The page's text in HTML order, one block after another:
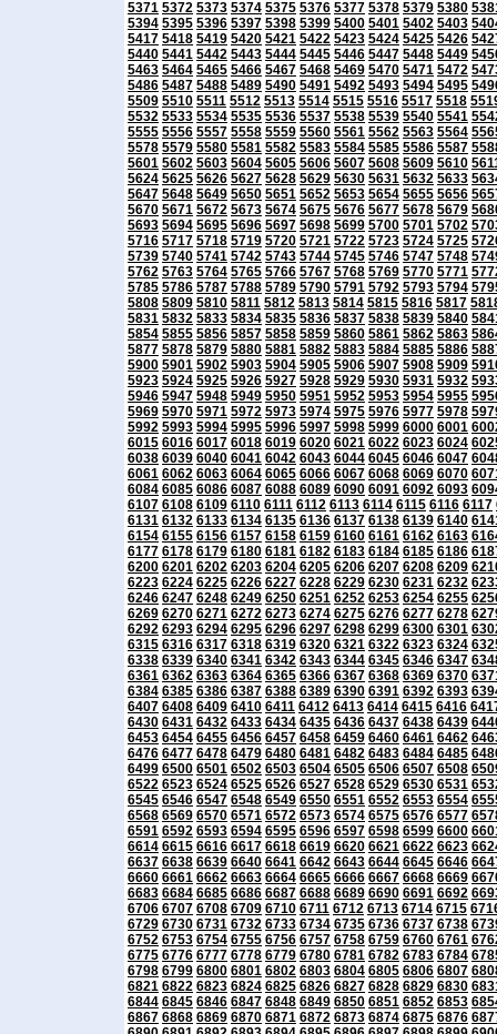
5371 5372 5373 5374 5375 5376 5377 5378 5379 5380
5394 5395 5396 5397 5398 5399 5400 5401 5402 5403
5417 5418 5419 5420 5421 5422 5423 5424 5425 5426
5440 5441 5442 5443 5444 5445 5446 5447 5448 5449
5463 5464 5465 5466 5467 5468 5469 5470 5471 5472
5486 5487 5488 5489 5490 5491 5492 5493 5494 5495
5509 5510 5511 5512 5513 5514 5515 5516 5517 5518
5532 5533 5534 5535 5536 5537 5538 5539 5540 5541
5555 5556 5557 5558 5559 5560 5561 5562 5563 5564
5578 5579 5580 5581 5582 5583 5584 5585 5586 5587
5601 5602 5603 5604 5605 5606 5607 5608 5609 5610
5624 5625 5626 5627 5628 5629 5630 5631 5632 5633
5647 5648 5649 5650 5651 5652 5653 5654 5655 5656
5670 5671 5672 5673 5674 5675 5676 5677 5678 5679
5693 5694 5695 5696 5697 5698 5699 5700 5701 5702
5716 5717 5718 5719 5720 5721 5722 5723 5724 5725
5739 5740 5741 5742 5743 5744 5745 5746 5747 5748
5762 5763 5764 5765 5766 5767 5768 5769 5770 5771
5785 5786 5787 5788 5789 5790 5791 5792 5793 5794
5808 5809 5810 5811 5812 5813 5814 5815 5816 5817
5831 5832 5833 5834 5835 5836 5837 5838 5839 5840
5854 5855 5856 5857 5858 5859 5860 5861 5862 5863
5877 5878 5879 5880 5881 5882 5883 5884 5885 5886
5900 5901 5902 5903 5904 5905 5906 5907 5908 5909
5923 5924 5925 5926 5927 5928 5929 5930 5931 5932
5946 5947 5948 5949 5950 5951 5952 5953 5954 5955
5969 5970 5971 5972 5973 5974 5975 5976 5977 5978
5992 5993 5994 5995 5996 5997 5998 5999 6000 6001
6015 6016 6017 6018 6019 6020 6021 6022 6023 6024
6038 6039 6040 6041 6042 6043 6044 6045 6046 6047
6061 6062 6063 6064 6065 6066 6067 6068 6069 6070
6084 6085 6086 6087 6088 6089 6090 6091 6092 6093
6107 6108 6109 6110 6111 6112 6113 6114 6115 6116 6117
6131 6132 6133 6134 6135 6136 6137 6138 6139 6140
6154 6155 6156 6157 6158 6159 6160 6161 6162 6163
6177 6178 6179 6180 6181 6182 6183 6184 6185 6186
6200 6201 6202 6203 6204 6205 6206 6207 6208 6209
6223 6224 6225 6226 6227 6228 6229 6230 6231 6232
6246 6247 6248 6249 6250 6251 6252 6253 6254 6255
6269 6270 6271 6272 6273 6274 6275 6276 6277 6278
6292 6293 6294 6295 6296 6297 6298 6299 6300 6301
6315 6316 6317 6318 6319 6320 6321 6322 6323 6324
6338 6339 6340 6341 6342 6343 6344 6345 6346 6347
6361 6362 6363 6364 6365 6366 6367 6368 6369 6370
6384 6385 6386 6387 6388 6389 6390 6391 6392 6393
6407 6408 6409 6410 6411 6412 6413 6414 6415 6416
6430 6431 6432 6433 6434 6435 6436 6437 6438 6439
6453 6454 6455 6456 6457 6458 6459 6460 6461 6462
6476 6477 6478 6479 6480 6481 6482 6483 6484 6485
6499 6500 6501 6502 6503 6504 6505 6506 6507 6508
6522 6523 6524 6525 6526 6527 6528 6529 6530 6531
6545 6546 6547 6548 6549 6550 6551 6552 6553 6554
6568 6569 6570 6571 6572 6573 6574 6575 6576 6577
6591 6592 6593 6594 6595 6596 6597 6598 6599 6600
6614 6615 6616 6617 6618 6619 6620 6621 6622 6623
6637 6638 6639 6640 6641 6642 6643 6644 6645 6646
6660 6661 6662 6663 6664 6665 6666 6667 6668 6669
6683 6684 6685 6686 6687 6688 6689 6690 6691 6692
6706 6707 6708 6709 6710 6711 6712 6713 6714 6715
6729 6730 6731 6732 6733 6734 6735 6736 6737 6738
6752 6753 6754 6755 6756 6757 6758 6759 6760 6761
6775 6776 6777 6778 6779 6780 6781 6782 6783 6784
6798 6799 6800 6801 6802 6803 6804 6805 6806 6807
6821 6822 6823 6824 6825 6826 6827 6828 6829 6830
6844 6845 6846 6847 6848 6849 6850 6851 6852 6853
6867 6868 6869 6870 6871 6872 6873 6874 6875 6876